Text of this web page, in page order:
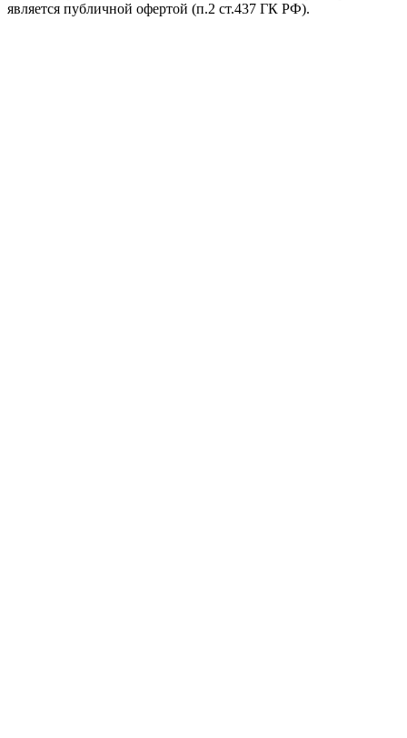
является публичной офертой (п.2 ст.437 ГК РФ).